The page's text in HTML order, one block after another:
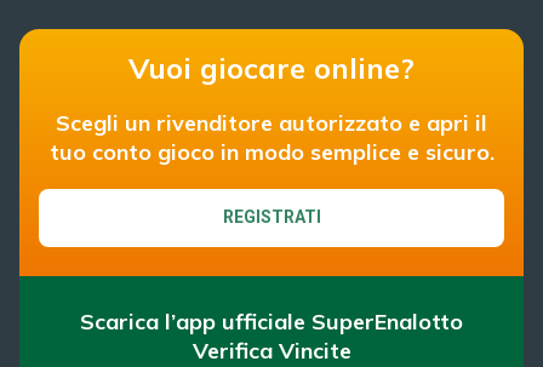
Vuoi giocare online?
Scegli un rivenditore autorizzato e apri il
tuo conto gioco in modo semplice e sicuro.
REGISTRATI
Scarica l’app ufficiale SuperEnalotto
Verifica Vincite